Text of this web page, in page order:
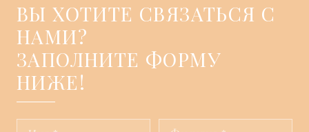
ВЫ ХОТИТЕ СВЯЗАТЬСЯ С
НАМИ?
ЗАПОЛНИТЕ ФОРМУ
НИЖЕ!